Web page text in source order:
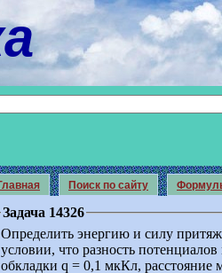
Поиск по сайту
Задача 14326
Определить энергию и силу
условии, что разность
обкладки q = 0,1 мкКл, расстояние